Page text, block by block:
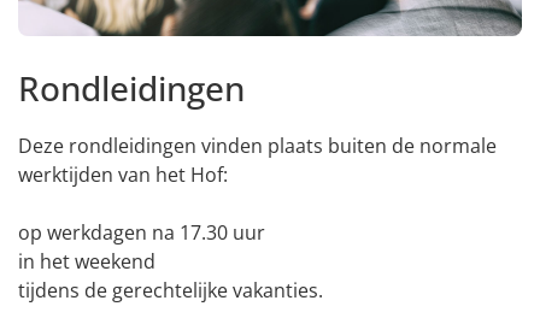
Rondleidingen
Deze rondleidingen vinden plaats buiten de normale
werktijden van het Hof:
op werkdagen na 17.30 uur
in het weekend
tijdens de gerechtelijke vakanties.